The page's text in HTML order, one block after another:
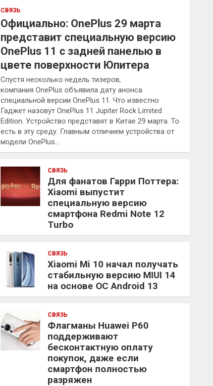
СВЯЗЬ
Официально: OnePlus 29 марта
представит специальную версию
OnePlus 11 с задней панелью в
цвете поверхности Юпитера
Спустя несколько недель тизеров,
компания OnePlus объявила дату анонса
специальной версии OnePlus 11. Что известно
Гаджет назовут OnePlus 11 Jupiter Rock Limited
Edition. Устройство представят в Китае 29 марта. То
есть в эту среду. Главным отличием устройства от
модели OnePlus…
СВЯЗЬ
Для фанатов Гарри Поттера:
Xiaomi выпустит
специальную версию
смартфона Redmi Note 12
Turbo
СВЯЗЬ
Xiaomi Mi 10 начал получать
стабильную версию MIUI 14
на основе ОС Android 13
СВЯЗЬ
Флагманы Huawei P60
поддерживают
бесконтактную оплату
покупок, даже если
смартфон полностью
разряжен